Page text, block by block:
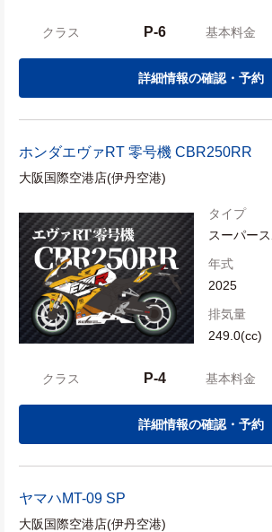
クラス P-6 基本料金
詳細情報の確認・予約
ホンダエヴァRT 零号機 CBR250RR
大阪国際空港店(伊丹空港)
タイプ
スーパー
年式
2025
排気量
249.0(cc)
クラス P-4 基本料金
詳細情報の確認・予約
ヤマハMT-09 SP
大阪国際空港店(伊丹空港)